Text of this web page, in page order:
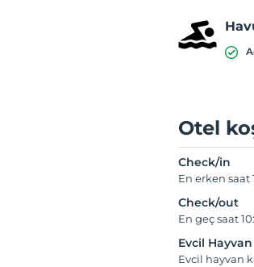
Otel
Check/in
En erken saat
Check/out
En geç saat
Evcil Hayvan
Evcil hayvan